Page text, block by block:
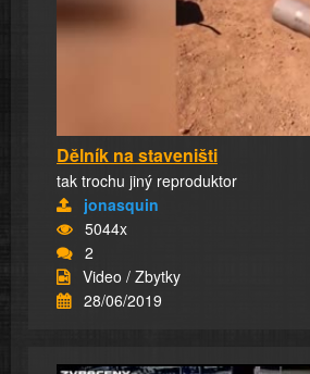
Dělník na staveništi
tak trochu jiný reproduktor
jonasquin
5044x
2
Video / Zbytky
28/06/2019